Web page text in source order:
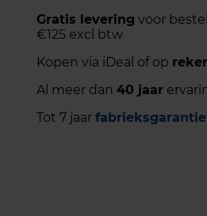
Gratis levering voor
€125 excl btw
Kopen via iDeal of op
Al meer dan 40 jaar
Tot 7 jaar